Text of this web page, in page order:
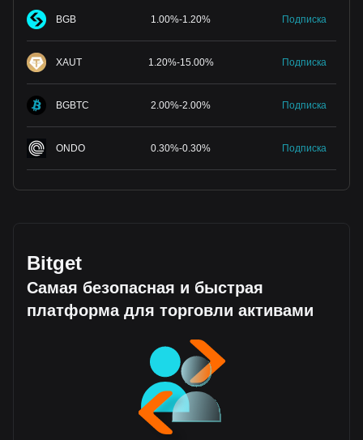
BGB 1.00%-1.20% Подписка
XAUT 1.20%-15.00% Подписка
BGBTC 2.00%-2.00% Подписка
ONDO 0.30%-0.30% Подписка
Bitget
Самая безопасная и быстрая
платформа для торговли активами